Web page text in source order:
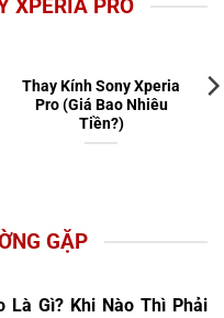
XPERIA PRO
Thay Kính Sony Xperia
Pro (Giá Bao Nhiêu
Tiền?)
GẶP
Là Gì? Khi Nào Thì Phải